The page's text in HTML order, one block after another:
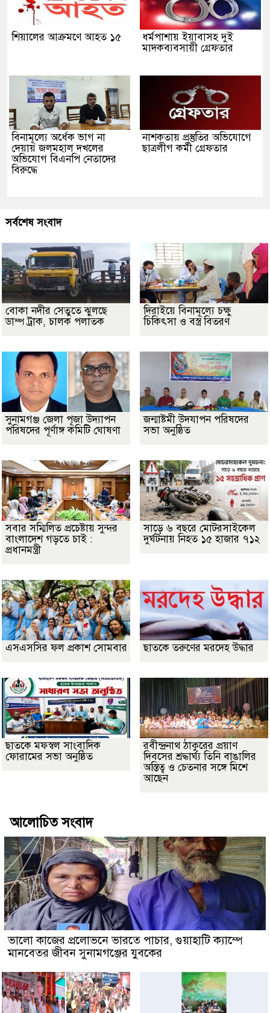
শিয়ালের আক্রমণে আহত ১৫
ধর্মপাশায় ইয়াবাসহ দুই
মাদকব্যবসায়ী গ্রেফতার
বিনামূল্যে অর্ধেক ভাগ না
দেয়ায় জলমহাল দখলের
অভিযোগ বিএনপি নেতাদের
বিরুদ্ধে
নাশকতায় প্রস্তুতির অভিযোগে
ছাত্রলীগ কর্মী গ্রেফতার
সর্বশেষ সংবাদ
বোকা নদীর সেতুতে ঝুলছে
ডাম্প ট্রাক, চালক পলাতক
দিরাইয়ে বিনামূল্যে চক্ষু
চিকিৎসা ও বস্ত্র বিতরণ
সুনামগঞ্জ জেলা পূজা উদ্যাপন
পরিষদের পূর্ণাঙ্গ কমিটি ঘোষণা
জন্মাষ্টমী উদযাপন পরিষদের
সভা অনুষ্ঠিত
সবার সম্মিলিত প্রচেষ্টায় সুন্দর
বাংলাদেশ গড়তে চাই :
প্রধানমন্ত্রী
সাড়ে ৬ বছরে মোটরসাইকেল
দুর্ঘটনায় নিহত ১৫ হাজার ৭১২
এসএসসির ফল প্রকাশ সোমবার ছাতকে তরুণের মরদেহ উদ্ধার
ছাতকে মফস্বল সাংবাদিক
ফোরামের সভা অনুষ্ঠিত
রবীন্দ্রনাথ ঠাকুরের প্রয়াণ
দিবসের শ্রদ্ধার্ঘ্য তিনি বাঙালির
অস্তিত্ব ও চেতনার সঙ্গে মিশে
আছেন
আলোচিত সংবাদ
ভালো কাজের প্রলোভনে ভারতে পাচার, গুয়াহাটি ক্যাম্পে
মানবেতর জীবন সুনামগঞ্জের যুবকের